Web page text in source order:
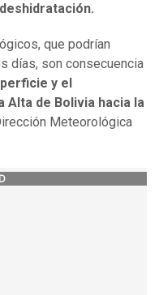
que podrían
días, son consecuencia
y el
Alta de Bolivia hacia la
Meteorológica